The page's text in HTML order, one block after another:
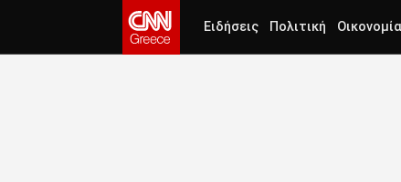
Ειδήσεις Πολιτική Οικονομία